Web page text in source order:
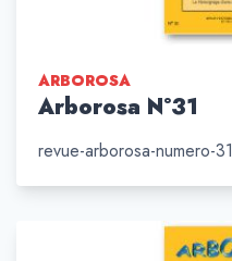
ARBOROSA
Arborosa N°31
revue-arborosa-numero-31